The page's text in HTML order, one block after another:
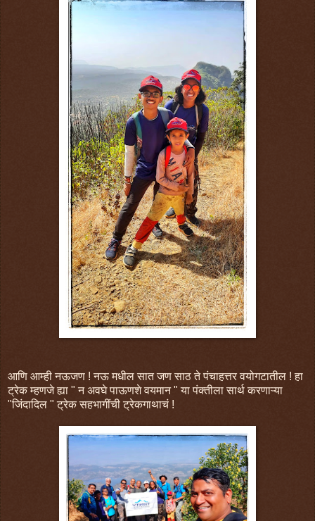
आणि आम्ही नऊजण ! नऊ मधील सात जण साठ ते पंचाहत्तर वयोगटातील ! हा
ट्रेक म्हणजे ह्या " न अवघे पाऊणशे वयमान " या पंक्तीला सार्थ करणाऱ्या
"जिंदादिल " ट्रेक सहभागींची ट्रेकगाथाचं !